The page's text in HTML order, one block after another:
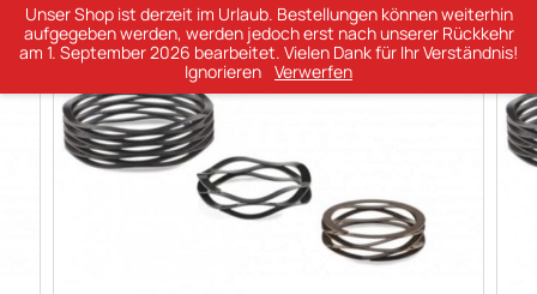
Unser Shop ist derzeit im Urlaub. Bestellungen können weiterhin
aufgegeben werden, werden jedoch erst nach unserer Rückkehr
am 1. September 2026 bearbeitet. Vielen Dank für Ihr Verständnis!
Ignorieren Verwerfen